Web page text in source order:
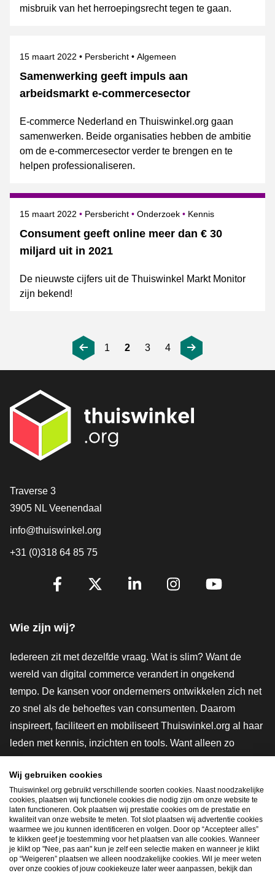
misbruik van het herroepingsrecht tegen te gaan.
Samenwerking geeft impuls aan
arbeidsmarkt e-commercesector
Gepubliceerd op
15 maart 2022 Categorie
Persbericht Onderwerpen
Algemeen
E-commerce Nederland en Thuiswinkel.org gaan
samenwerken. Beide organisaties hebben de ambitie
om de e-commercesector verder te brengen en te
helpen professionaliseren.
Consument geeft online meer dan € 30
miljard uit in 2021
Gepubliceerd op
15 maart 2022 Categorie
Persbericht Onderzoek Onderwerpen
Kennis
De nieuwste cijfers uit de Thuiswinkel Markt Monitor
zijn bekend!
1 2 3 4
Contact
Traverse 3
3905 NL Veenendaal
info@thuiswinkel.org
+31 (0)318 64 85 75
Volg je ons al?
Wie zijn wij?
Iedereen zit met dezelfde vraag. Wat is slim? Want de
wereld van digital commerce verandert in ongekend
tempo. De kansen voor ondernemers ontwikkelen zich net
zo snel als de behoeftes van consumenten. Daarom
inspireert, faciliteert en mobiliseert Thuiswinkel.org al haar
leden met kennis, inzichten en tools. Want alleen zo
innovatievere toekomst. Dus groei ook mee en maak
shoppen slimmer.
Lid worden
Snel navigeren
Wij gebruiken cookies
Thuiswinkel.org gebruikt verschillende soorten cookies. Naast noodzakelijke
cookies, plaatsen wij functionele cookies die nodig zijn om onze website te
laten functioneren. Ook plaatsen wij prestatie cookies om de prestatie en
kwaliteit van onze website te meten. Tot slot plaatsen wij advertentie cookies
waarmee we jou kunnen identificeren en volgen. Door op “Accepteer alles”
te klikken geef je toestemming voor het plaatsen van alle cookies. Wanneer
je klikt op "Nee, pas aan" kun je zelf een selectie maken en wanneer je klikt
op “Weigeren” plaatsen we alleen noodzakelijke cookies. Wil je meer weten
over onze cookies of jouw cookiekeuze later weer aanpassen, bekijk dan